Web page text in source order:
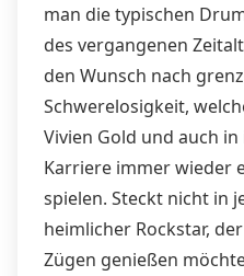
man die typischen
des vergangenen
den Wunsch nach
Schwerelosigkeit,
Vivien Gold und auch
Karriere immer wieder
spielen. Steckt nicht in
heimlicher Rockstar,
Zügen genießen